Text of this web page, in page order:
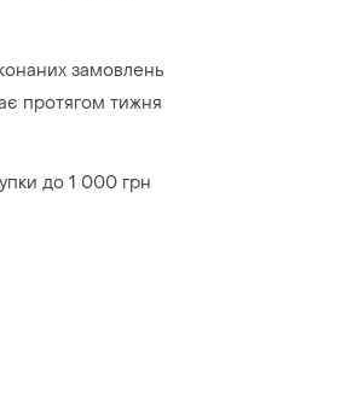
замовлень
протягом тижня
до 1 000 грн